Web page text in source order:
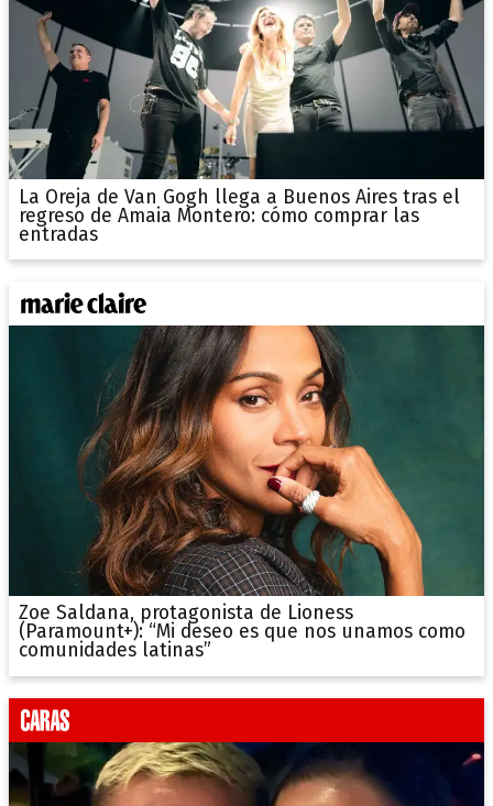
La Oreja de Van Gogh llega a Buenos Aires tras el
regreso de Amaia Montero: cómo comprar las
entradas
Zoe Saldana, protagonista de Lioness
(Paramount+): “Mi deseo es que nos unamos como
comunidades latinas”